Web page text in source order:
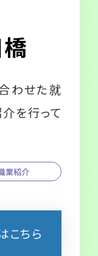
わせた就
を行って
業紹介
こちら